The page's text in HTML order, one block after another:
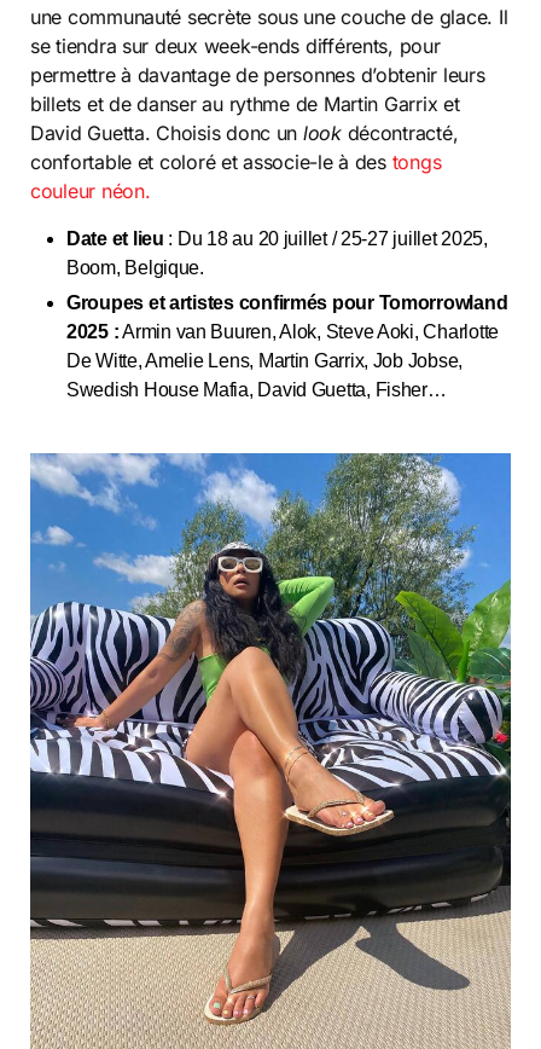
une communauté secrète sous une couche de glace. Il
se tiendra sur deux week-ends différents, pour
permettre à davantage de personnes d’obtenir leurs
billets et de danser au rythme de Martin Garrix et
David Guetta. Choisis donc un look décontracté,
confortable et coloré et associe-le à des tongs
couleur néon.
Date et lieu : Du 18 au 20 juillet / 25-27 juillet 2025,
Boom, Belgique.
Groupes et artistes confirmés pour Tomorrowland
2025 :Armin van Buuren, Alok, Steve Aoki, Charlotte
De Witte, Amelie Lens, Martin Garrix, Job Jobse,
Swedish House Mafia, David Guetta, Fisher…